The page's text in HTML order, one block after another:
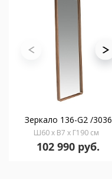
Зеркало 136-G2 /3036
Ш60 x В7 x Г190 см
102 990 руб.